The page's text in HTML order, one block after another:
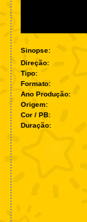
Sinopse:
Direção:
Tipo:
Formato:
Ano Produção:
Origem:
Cor / PB:
Duração: